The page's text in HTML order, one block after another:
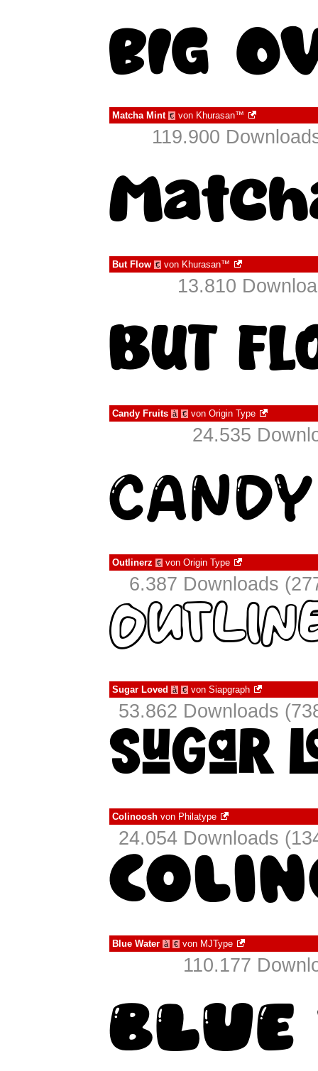
Matcha Mint € von Khurasan™
119.900
But Flow € von Khurasan™
13.810
Candy Fruits à € von Origin Type
24.535
Outlinerz € von Origin Type
6.387 Downloads
Sugar Loved à € von Siapgraph
53.862 Downloads
Colinoosh von Philatype
24.054 Downloads
Blue Water à € von MJType
110.177